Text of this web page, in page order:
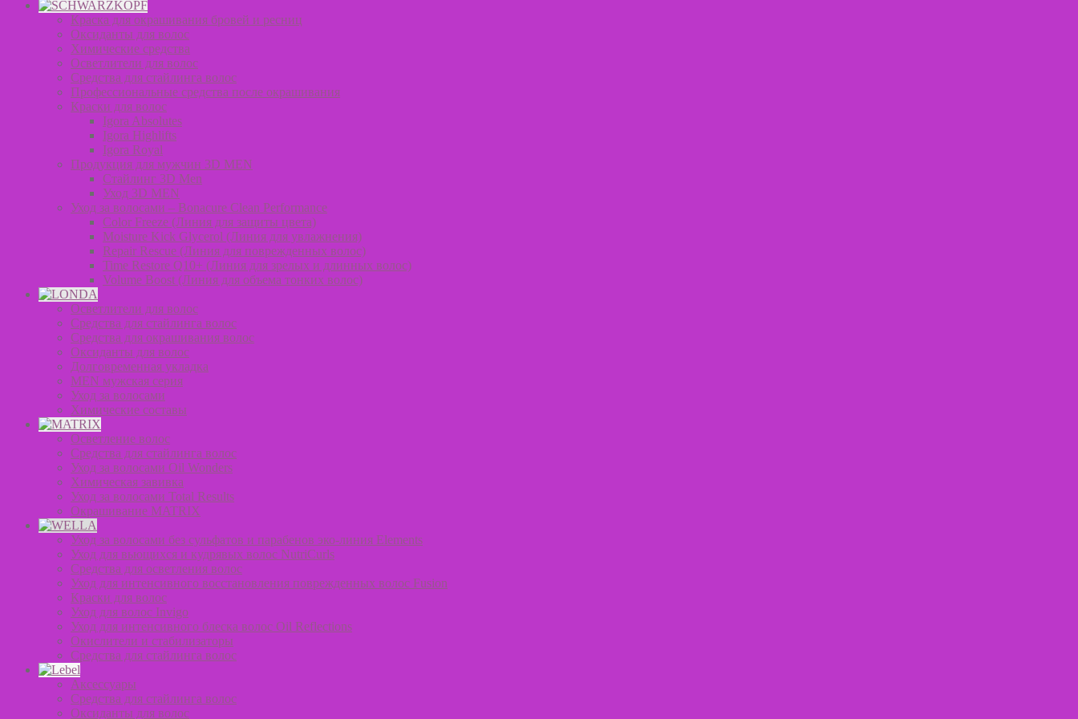
Краска для окрашивания бровей и ресниц
Оксиданты для волос
Химические средства
Осветлители для волос
Средства для стайлинга волос
Профессиональные средства после окрашивания
Краски для волос
Igora Absolutes
Igora Highlifts
Igora Royal
Продукция для мужчин 3D MEN
Стайлинг 3D Men
Уход 3D MEN
Уход за волосами – Bonacure Clean Performance
Color Freeze (Линия для защиты цвета)
Moisture Kick Glycerol (Линия для увлажнения)
Repair Rescue (Линия для поврежденных волос)
Time Restore Q10+ (Линия для зрелых и длинных волос)
Volume Boost (Линия для объема тонких волос)
Осветлители для волос
Средства для стайлинга волос
Средства для окрашивания волос
Оксиданты для волос
Долговременная укладка
MEN мужская серия
Уход за волосами
Химические составы
Осветление волос
Средства для стайлинга волос
Уход за волосами Oil Wonders
Химическая завивка
Уход за волосами Total Results
Окрашивание MATRIX
Уход за волосами без сульфатов и парабенов эко-линия Elements
Уход для вьющихся и кудрявых волос NutriCurls
Средства для осветления волос
Уход для интенсивного восстановления поврежденных волос Fusion
Краски для волос
Уход для волос Invigo
Уход для интенсивного блеска волос Oil Reflections
Окислители и стабилизаторы
Средства для стайлинга волос
Аксессуары
Средства для стайлинга волос
Оксиданты для волос